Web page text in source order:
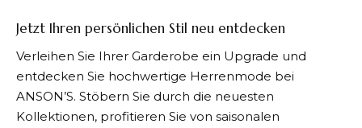
Jetzt Ihren persönlichen Stil neu entdecken
Verleihen Sie Ihrer Garderobe ein Upgrade und
entdecken Sie hochwertige Herrenmode bei
ANSON’S. Stöbern Sie durch die neuesten
Kollektionen, profitieren Sie von saisonalen